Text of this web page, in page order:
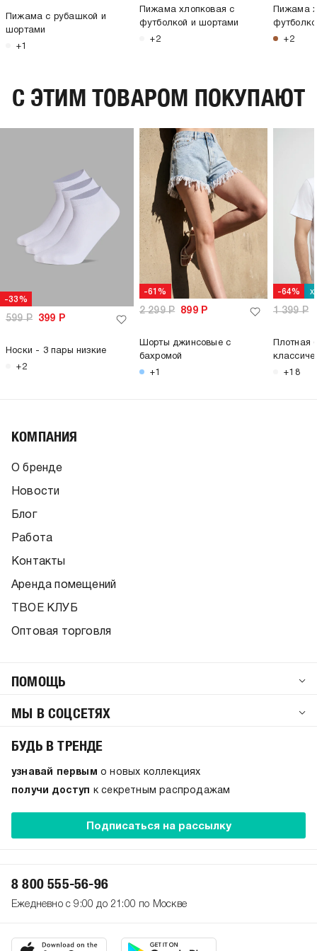
Пижама с рубашкой и
шортами
+1
Пижама хлопковая с
футболкой и шортами
+2
Пижама
+2
C ЭТИМ ТОВАРОМ ПОКУПАЮТ
-33%
599Р 399 Р
Носки - 3 пары низкие
+2
-61%
2 299Р 899Р
Шорты джинсовые с
бахромой
+1
-64%
1 399Р
Плотная
+18
КОМПАНИЯ
О бренде
Новости
Блог
Работа
Контакты
Аренда помещений
ТВОЕ КЛУБ
Оптовая торговля
ПОМОЩЬ
МЫ В СОЦСЕТЯХ
БУДЬ В ТРЕНДЕ
узнавай первым о новых коллекциях
получи доступ
к секретным распродажам
Подписаться на рассылку
8 800 555-56-96
Ежедневно с 9:00 до 21:00 по Москве